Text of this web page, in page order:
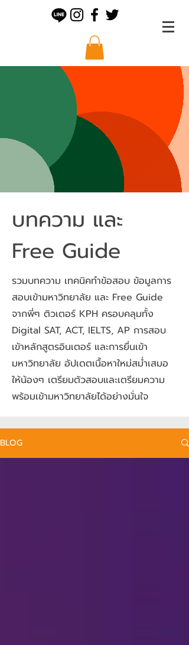
บทความ และ
Free Guide
รวมบทความ เทคนิคทำข้อสอบ ข้อมูลการ
สอบเข้ามหาวิทยาลัย และ Free Guide
จากพี่ๆ ติวเตอร์ KPH ครอบคลุมทั้ง
Digital SAT, ACT, IELTS, AP การสอบ
เข้าหลักสูตรอินเตอร์ และการยื่นเข้า
มหาวิทยาลัย อัปเดตเนื้อหาใหม่สม่ำเสมอ
ให้น้องๆ เตรียมตัวสอบและเตรียมความ
พร้อมเข้ามหาวิทยาลัยได้อย่างมั่นใจ
BLOG